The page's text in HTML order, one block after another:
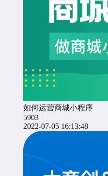
如何运营商城小程序
5903
2022-07-05 16:13:48